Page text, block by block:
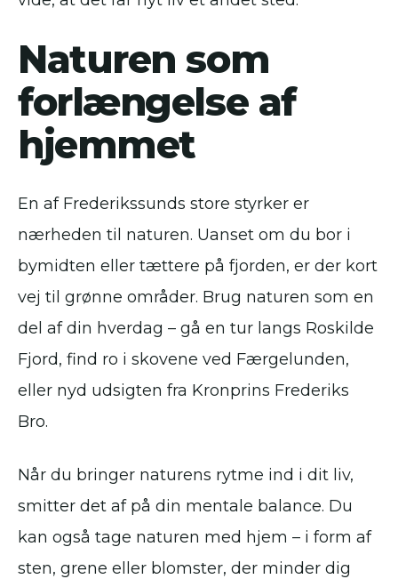
Naturen som
forlængelse af
hjemmet
En af Frederikssunds store styrker er
nærheden til naturen. Uanset om du bor i
bymidten eller tættere på fjorden, er der kort
vej til grønne områder. Brug naturen som en
del af din hverdag – gå en tur langs Roskilde
Fjord, find ro i skovene ved Færgelunden,
eller nyd udsigten fra Kronprins Frederiks
Bro.
Når du bringer naturens rytme ind i dit liv,
smitter det af på din mentale balance. Du
kan også tage naturen med hjem – i form af
sten, grene eller blomster, der minder dig